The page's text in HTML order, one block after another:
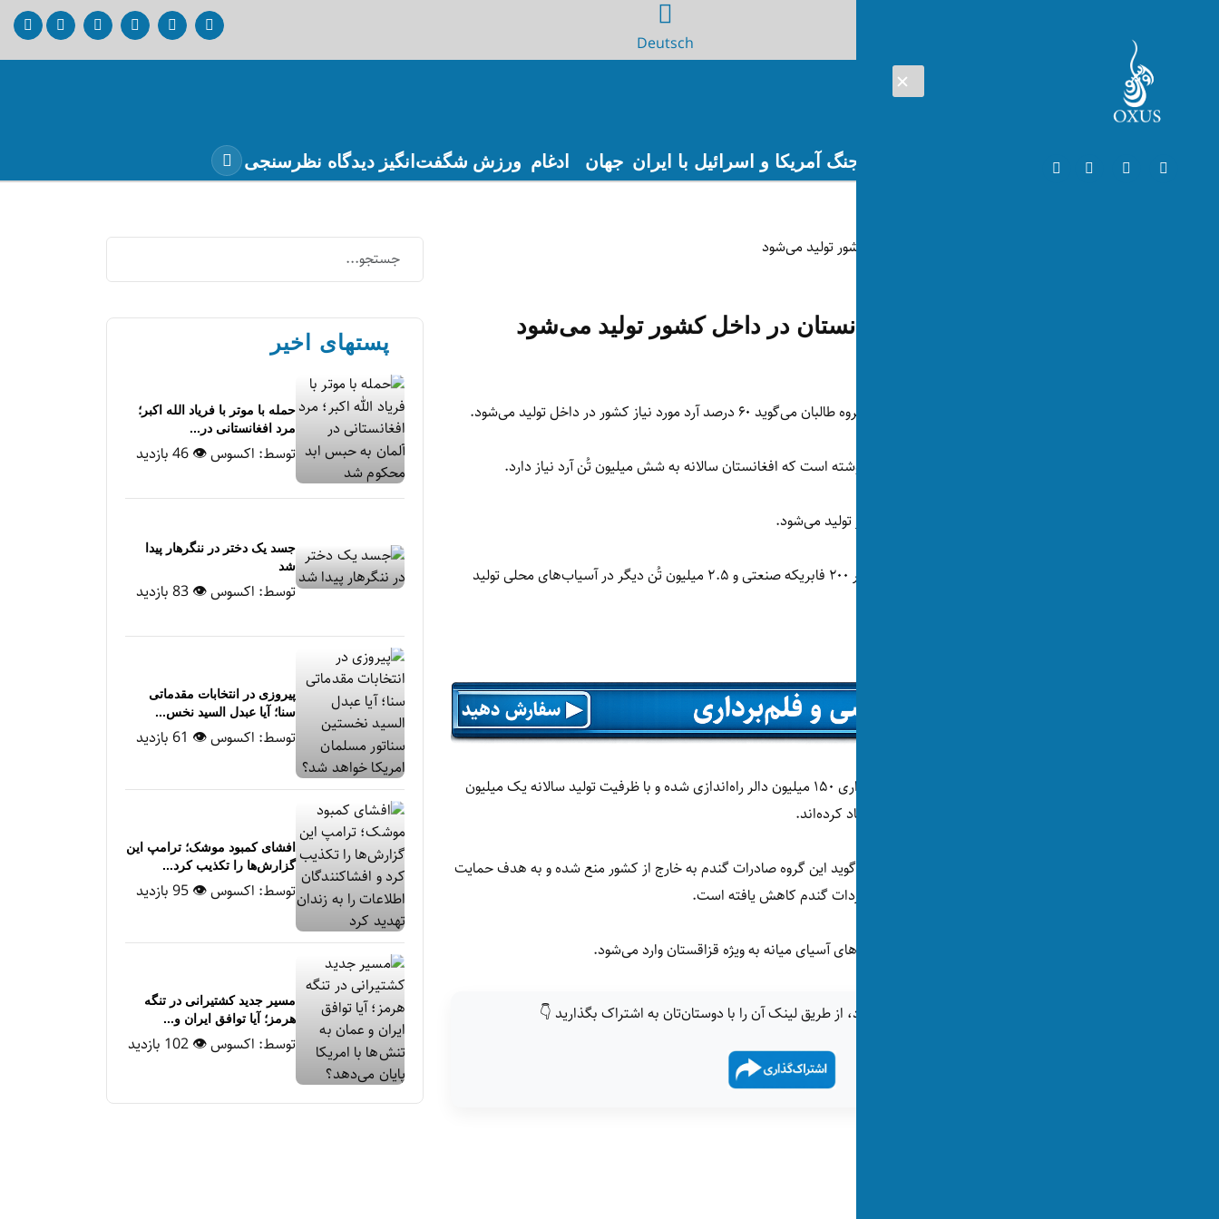
Deutsch
افغانستان جنگ آمریکا و اسرائیل با ایران جهان ادغام ورزش شگفت‌انگیز دیدگاه نظرسنجی
دفتر ملا برادر، معاون اقتصادی رییس‌الوزرای گروه طالبان می‌گوید ۶۰ درصد آرد مورد نیاز کشور در داخل تولید می‌شود.
طبق گزارش طالبان، حدود یک میلیون تُن آرد در ۲۰۰ فابریکه صنعتی و ۲.۵ میلیون تُن دیگر در آسیاب‌های محلی تولید
۲۰۰ فابریکه صنعتی برای تولید آرد با سرمایه‌گذاری ۱۵۰ میلیون دالر راه‌اندازی شده و با ظرفیت تولید سالانه یک میلیون
دفتر معاونت اقتصادی رییس‌الوزرای طالبان می‌گوید این گروه صادرات گندم به خارج از کشور منع شده و به هدف حمایت
از فابریکه‌های تولید آرد در داخل، عایدات بر واردات گندم کاهش یافته است.
بیشتر آرد مورد نیاز افغانستان از روسیه و کشورهای آسیای میانه به ویژه قزاقستان وارد می‌شود.
اگر این خبر برای شما جالب بود، از طریق لینک آن را با دوستان‌تان به اشتراک بگذارید 👇
پستهای اخیر
حمله با موتر با فریاد الله اکبر؛
مرد افغانستانی در...
توسط: اکسوس👁 46 بازدید
جسد یک دختر در ننگرهار پیدا
شد
توسط: اکسوس👁 83 بازدید
پیروزی در انتخابات مقدماتی
سنا؛ آیا عبدل السید نخس...
توسط: اکسوس👁 61 بازدید
افشای کمبود موشک؛ ترامپ این
گزارش‌ها را تکذیب کرد...
توسط: اکسوس👁 95 بازدید
مسیر جدید کشتیرانی در تنگه
هرمز؛ آیا توافق ایران و...
توسط: اکسوس👁 102 بازدید